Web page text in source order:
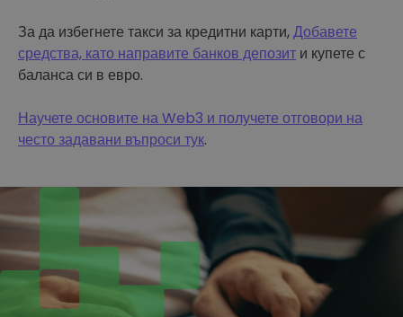
За да избегнете такси за кредитни карти,Добавете
средства, като направите банков депозит и купете с
баланса си в евро.
Научете основите на Web3 и получете отговори на
често задавани въпроси тук.